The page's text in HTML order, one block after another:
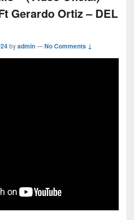
Gerardo Ortiz – DEL
byadmin—No Comments ↓